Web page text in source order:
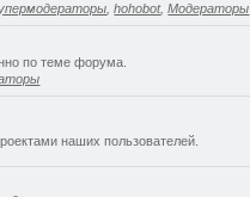
,hohobot,Модераторы
по теме форума.
наших пользователей.